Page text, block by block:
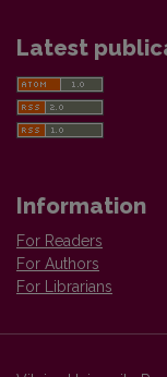
Latest
Information
For Readers
For Authors
For Librarians